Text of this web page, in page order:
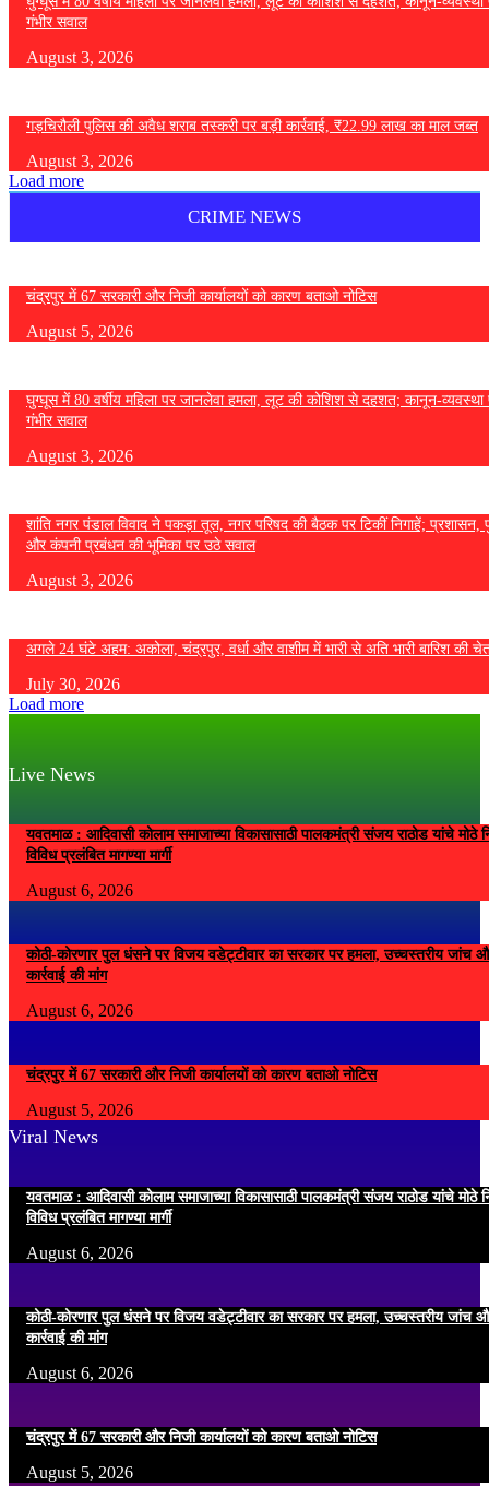
गंभीर सवाल
August 3, 2026
गड़चिरौली पुलिस की अवैध शराब तस्करी पर बड़ी कार्रवाई, ₹22.99 लाख का माल जब्त
August 3, 2026
Load more
CRIME NEWS
चंद्रपुर में 67 सरकारी और निजी कार्यालयों को कारण बताओ नोटिस
August 5, 2026
घुग्घूस में 80 वर्षीय महिला पर जानलेवा हमला, लूट की कोशिश से दहशत; कानून-व्यवस्था
गंभीर सवाल
August 3, 2026
शांति नगर पंडाल विवाद ने पकड़ा तूल, नगर परिषद की बैठक पर टिकीं निगाहें; प्रशासन,
और कंपनी प्रबंधन की भूमिका पर उठे सवाल
August 3, 2026
अगले 24 घंटे अहम: अकोला, चंद्रपुर, वर्धा और वाशीम में भारी से अति भारी बारिश की
July 30, 2026
Load more
Live News
यवतमाळ : आदिवासी कोलाम समाजाच्या विकासासाठी पालकमंत्री संजय राठोड यांचे मोठे
विविध प्रलंबित मागण्या मार्गी
August 6, 2026
कोठी-कोरणार पुल धंसने पर विजय वडेट्टीवार का सरकार पर हमला, उच्चस्तरीय जांच
कार्रवाई की मांग
August 6, 2026
चंद्रपुर में 67 सरकारी और निजी कार्यालयों को कारण बताओ नोटिस
August 5, 2026
Viral News
यवतमाळ : आदिवासी कोलाम समाजाच्या विकासासाठी पालकमंत्री संजय राठोड यांचे मोठे
विविध प्रलंबित मागण्या मार्गी
August 6, 2026
कोठी-कोरणार पुल धंसने पर विजय वडेट्टीवार का सरकार पर हमला, उच्चस्तरीय जांच
कार्रवाई की मांग
August 6, 2026
चंद्रपुर में 67 सरकारी और निजी कार्यालयों को कारण बताओ नोटिस
August 5, 2026